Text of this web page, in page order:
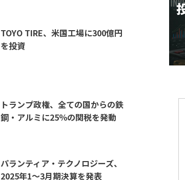
TOYO TIRE、米国工場に300億円
を投資
トランプ政権、全ての国からの鉄
鋼・アルミに25％の関税を発動
パランティア・テクノロジーズ、
2025年1〜3月期決算を発表